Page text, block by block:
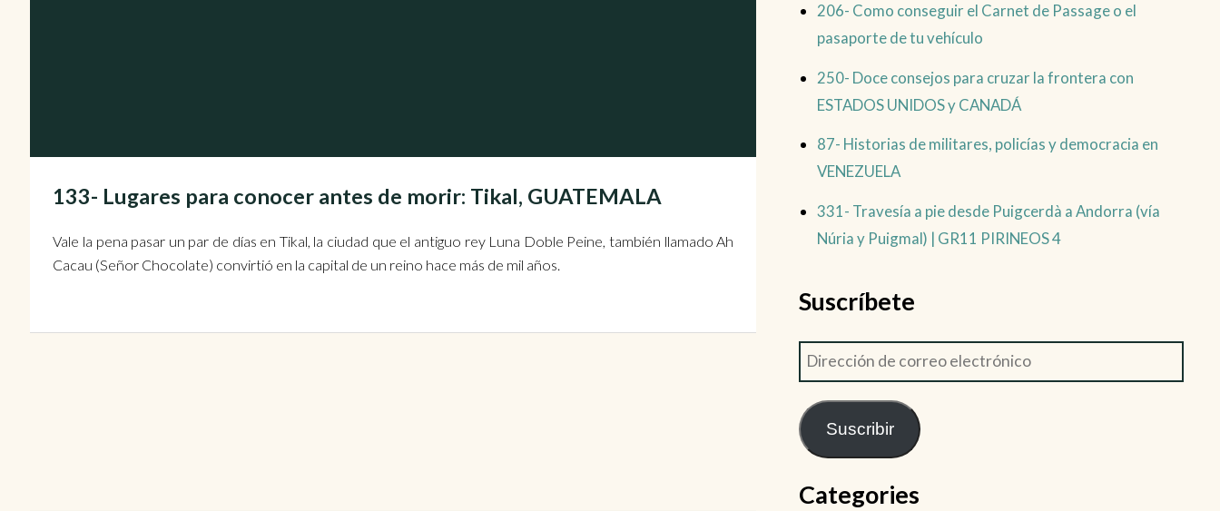
133- Lugares para conocer antes de morir: Tikal, GUATEMALA
Vale la pena pasar un par de días en Tikal, la ciudad que el antiguo rey Luna Doble Peine, también llamado Ah
Cacau (Señor Chocolate) convirtió en la capital de un reino hace más de mil años.
206- Como conseguir el Carnet de Passage o el
pasaporte de tu vehículo
250- Doce consejos para cruzar la frontera con
ESTADOS UNIDOS y CANADÁ
87- Historias de militares, policías y democracia en
VENEZUELA
331- Travesía a pie desde Puigcerdà a Andorra (vía
Núria y Puigmal) | GR11 PIRINEOS 4
Suscríbete
Suscribir
Categories